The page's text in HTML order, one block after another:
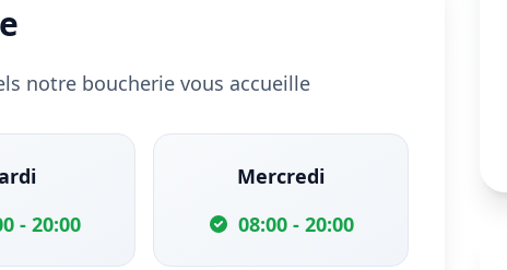
notre boucherie vous accueille
- 20:00
Mercredi
08:00 - 20:00